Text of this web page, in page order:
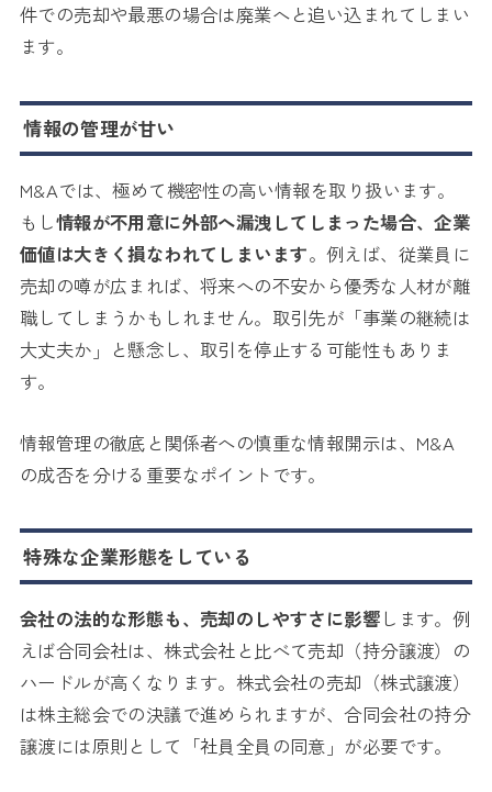
件での売却や最悪の場合は廃業へと追い込まれてしまい
ます。
情報の管理が甘い
M&Aでは、極めて機密性の高い情報を取り扱います。
もし情報が不用意に外部へ漏洩してしまった場合、企業
価値は大きく損なわれてしまいます。例えば、従業員に
売却の噂が広まれば、将来への不安から優秀な人材が離
職してしまうかもしれません。取引先が「事業の継続は
大丈夫か」と懸念し、取引を停止する可能性もありま
す。
情報管理の徹底と関係者への慎重な情報開示は、M&A
の成否を分ける重要なポイントです。
特殊な企業形態をしている
会社の法的な形態も、売却のしやすさに影響 します。例
えば合同会社は、株式会社と比べて売却（持分譲渡）の
ハードルが高くなります。株式会社の売却（株式譲渡）
は株主総会での決議で進められますが、合同会社の持分
譲渡には原則として「社員全員の同意」が必要です。